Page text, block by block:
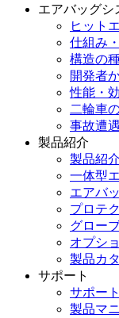
エアバッグシ
ヒット
仕組み
構造の
開発者
性能・
二輪車
事故遭
製品紹介
製品紹
一体型
エアバ
プロテ
グロー
オプシ
製品カ
サポート
サポー
製品マ